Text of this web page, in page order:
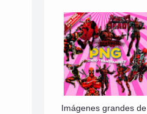
Imágenes grandes de